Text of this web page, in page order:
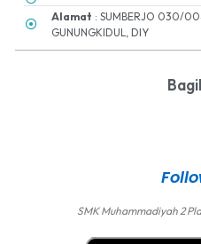
Alamat : SUMBERJO 030/
GUNUNGKIDUL, DIY
SMK Muhammadiyah 2